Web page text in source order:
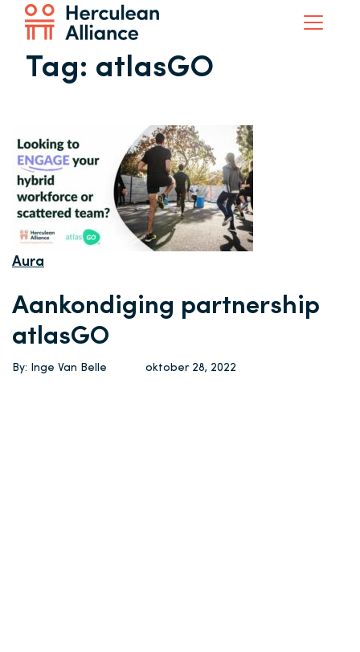
Tag: atlasGO
Aura
Aankondiging partnership
atlasGO
By: Inge Van Belle oktober 28, 2022